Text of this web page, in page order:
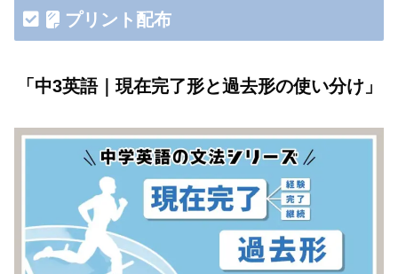
プリント配布
「中3英語｜現在完了形と過去形の使い分け」